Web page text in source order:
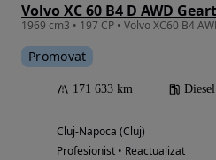
Promovat
171 633 km Diesel
Cluj-Napoca (Cluj)
Profesionist • Reactualizat